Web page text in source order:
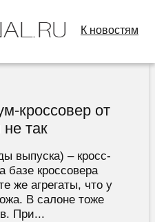
К новостям
кроссовер от
так
выпуска) – кросс-
базе кроссовера
же агрегаты, что у
В салоне тоже
При...